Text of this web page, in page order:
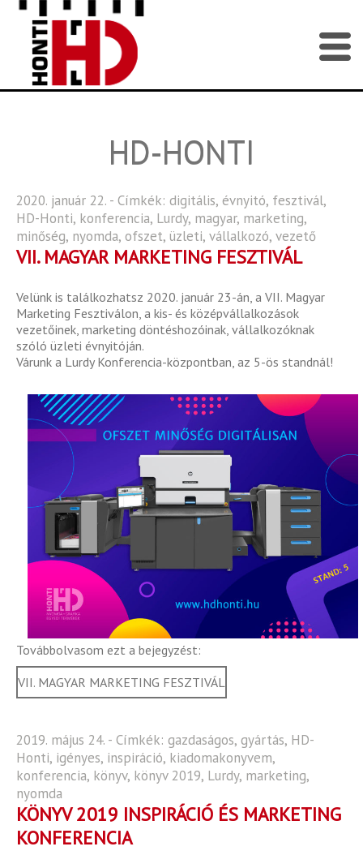
HD-HONTI
2020. január 22. - Címkék: digitális, évnyitó, fesztivál,
HD-Honti, konferencia, Lurdy, magyar, marketing,
minőség, nyomda, ofszet, üzleti, vállalkozó, vezető
VII. MAGYAR MARKETING FESZTIVÁL
Velünk is találkozhatsz 2020. január 23-án, a VII. Magyar
Marketing Fesztiválon, a kis- és középvállalkozások
vezetőinek, marketing döntéshozóinak, vállalkozóknak
szóló üzleti évnyitóján.
Várunk a Lurdy Konferencia-központban, az 5-ös standnál!
Továbbolvasom ezt a bejegyzést:
VII. MAGYAR MARKETING FESZTIVÁL
2019. május 24. - Címkék: gazdaságos, gyártás, HD-
Honti, igényes, inspiráció, kiadomakonyvem,
konferencia, könyv, könyv 2019, Lurdy, marketing,
nyomda
KÖNYV 2019 INSPIRÁCIÓ ÉS MARKETING
KONFERENCIA